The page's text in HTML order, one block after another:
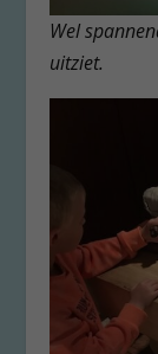
Wel
uitziet.